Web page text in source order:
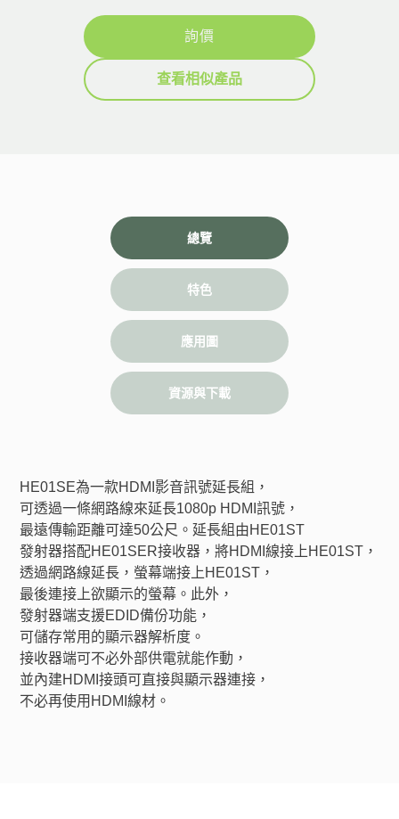
詢價
查看相似產品
總覽
特色
應用圖
資源與下載
HE01SE為一款HDMI影音訊號延長組，
可透過一條網路線來延長1080p HDMI訊號，
最遠傳輸距離可達50公尺。延長組由HE01ST
發射器搭配HE01SER接收器，將HDMI線接上HE01ST，
透過網路線延長，螢幕端接上HE01ST，
最後連接上欲顯示的螢幕。此外，
發射器端支援EDID備份功能，
可儲存常用的顯示器解析度。
接收器端可不必外部供電就能作動，
並內建HDMI接頭可直接與顯示器連接，
不必再使用HDMI線材。